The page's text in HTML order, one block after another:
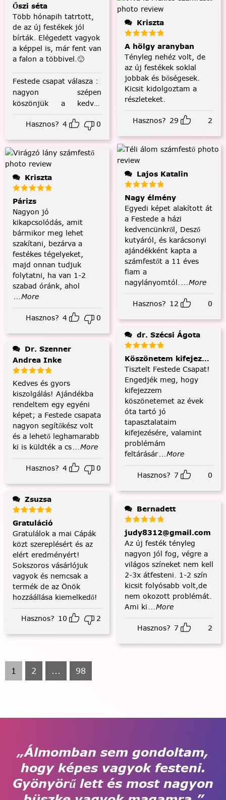
Őszi séta
Több hónapih tatrtott,
de az új festékek jól
bírták. Elégedett vagyok
a képpel is, már fent van
a falon a többivel.🙂
Festede csapat válasza :
nagyon szépen
köszönjük a kedves
visszajelzést! :)
Hasznos? 4 0
Kriszta
Párizs
Nagyon jó
kikapcsolódás, amit
bármikor meg lehet
szakítani, bezárva a
festékes tégelyeket,
majd onnan tudjuk
folytatni, ha van 1-2
szabad óránk, ahol
...More
Hasznos? 4 0
Andrea Inke
Kedves és gyors
kiszolgálás! Ajándékba
rendeltem egy egyéni
képet; a Festede csapata
nagyon segítőkész volt
és a lehető leghamarabb
ki is küldték a cs...More
Hasznos? 4 0
Zsuzsa
Gratuláció
Gratulálok a mai Cápák
közt szereplésért és az
elért eredményért!
Sokszoros vásárlójuk
vagyok és nemcsak a
termék de az Önök
hozzáállása kiemelkedő!
Hasznos? 10 2
Kriszta
A hölgy aranyban
Tényleg nehéz volt, de
az új festékek soklal
jobbak és bőségesek.
Kicsit kidolgoztam a
részleteket.
Hasznos? 29 2
Lajos Katalin
Nagy élmény
Egyedi képet alakított át
a Festede a házi
kedvencünkről, Desző
kutyáról, és karácsonyi
ajándékként kapta a
számfestőt a 11 éves
fiam a
nagylányomtól. ...More
Hasznos? 12 0
dr. Szécsi Ágota
Köszönetem kifejezése
Tisztelt Festede Csapat!
Engedjék meg, hogy
kifejezzem
köszönetemet az évek
óta tartó jó
tapasztalataim
kifejezésére, valamint
problémám
feltárásár...More
Hasznos? 7 0
Bernadett
judy8312@gmail.com
Az új festék tényleg
nagyon jól fog, végre a
világos színeket nem kell
2-3x átfesteni. 1-2 szín
kicsit folyósabb volt,de
nem okozott problémát.
Ami ki ...More
Hasznos? 7 2
1 2 ... 98
„Álmomban sem gondoltam,
hogy képes vagyok festeni.
Gyönyörű lett és most nagyon